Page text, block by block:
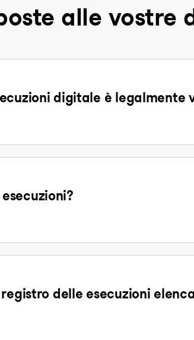
alle vostre
digitale è legalmente
delle esecuzioni